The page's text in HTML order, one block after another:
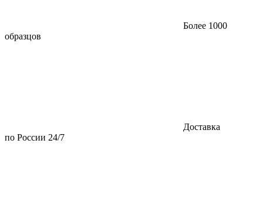
Более 1000
образцов
Доставка
по России 24/7